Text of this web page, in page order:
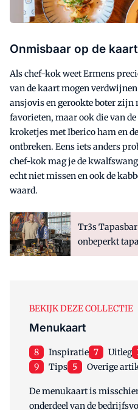
Onmisbaar op de kaart
Als chef-kok weet Ermens
van de kaart mogen
ansjovis en gerookte boter zijn
favorieten, maar ook die van
kroketjes met Iberico ham en
ontbreken. Eens iets anders
chef-kok mag je de
echt niet missen en ook de
waard.
Tr3s
onbeperkt
BEKIJK DEZE COLLECTIE
Menukaart
8 Inspiratie 7 Uitleg
9
Tips 5 Overige
De menukaart is
onderdeel van de